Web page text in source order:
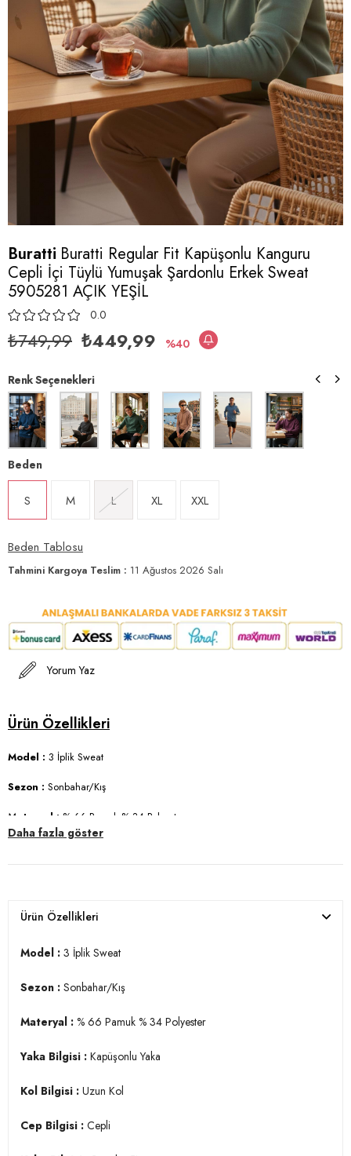
Buratti Buratti Regular Fit Kapüşonlu Kanguru
Cepli İçi Tüylü Yumuşak Şardonlu Erkek Sweat
5905281 AÇIK YEŞİL
0.0
₺749,99 ₺449,99 40
Renk Seçenekleri
Beden
S M L XL XXL
Beden Tablosu
Tahmini Kargoya Teslim : 11 Ağustos 2026 Salı
Yorum Yaz
Model : 3 İplik Sweat
Sezon : Sonbahar/Kış
Materyal : % 66 Pamuk % 34 Polyester
: 97 cm / Beden : M
3DK15905281.140
Daha fazla göster
Ürün Özellikleri
Model : 3 İplik Sweat
Sezon : Sonbahar/Kış
Materyal : % 66 Pamuk % 34 Polyester
Yaka Bilgisi : Kapüşonlu Yaka
Kol Bilgisi : Uzun Kol
Cep Bilgisi : Cepli